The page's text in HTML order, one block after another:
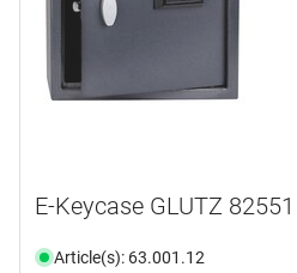
E-Keycase GLUTZ
Article(s): 63.001.12